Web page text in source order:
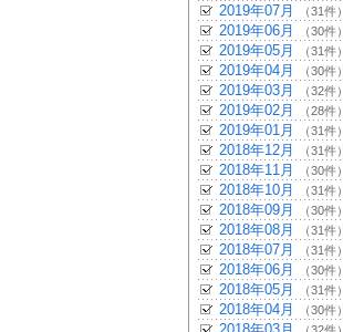
2019年07月 （31件）
2019年06月 （30件）
2019年05月 （31件）
2019年04月 （30件）
2019年03月 （32件）
2019年02月 （28件）
2019年01月 （31件）
2018年12月 （31件）
2018年11月 （30件）
2018年10月 （31件）
2018年09月 （30件）
2018年08月 （31件）
2018年07月 （31件）
2018年06月 （30件）
2018年05月 （31件）
2018年04月 （30件）